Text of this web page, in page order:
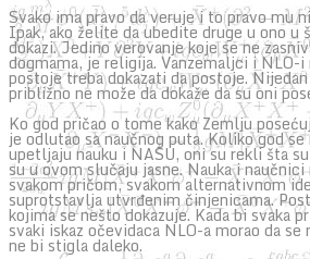
Svako ima pravo da veruje i to pravo mu
Ipak, ako želite da ubedite druge u ono u
dokazi. Jedino verovanje koje se ne
dogmama, je religija. Vanzemaljci i NLO-
postoje treba dokazati da postoje.
približno ne može da dokaže da su oni
Ko god pričao o tome kako Zemlju
je odlutao sa naučnog puta. Koliko god
upetljaju nauku i NASU, oni su rekli šta
su u ovom slučaju jasne. Nauka i naučnici
svakom pričom, svakom alternativnom
suprotstavlja utvrđenim činjenicama.
kojima se nešto dokazuje. Kada bi svaka
svaki iskaz očevidaca NLO-a morao da se
ne bi stigla daleko.